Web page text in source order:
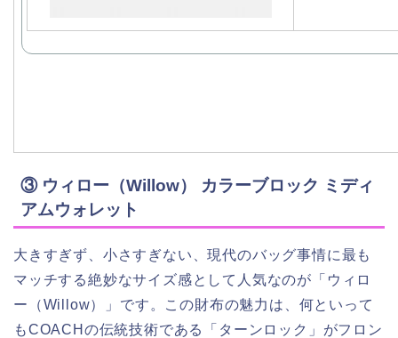
③ ウィロー（Willow） カラーブロック ミディ
アムウォレット
大きすぎず、小さすぎない、現代のバッグ事情に最も
マッチする絶妙なサイズ感として人気なのが「ウィロ
ー（Willow）」です。この財布の魅力は、何といって
もCOACHの伝統技術である「ターンロック」がフロン